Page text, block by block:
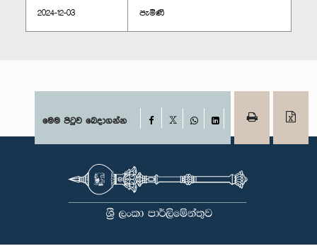
2024-12-03 පැමිණි
මෙම පිටුව බෙදාගන්න Facebook
WhatsAppLinkedIn